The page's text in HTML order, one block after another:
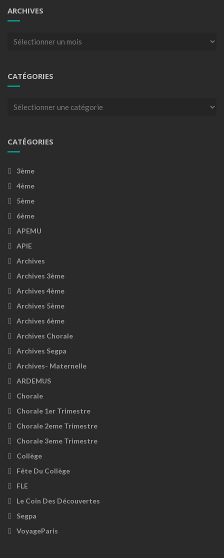
ARCHIVES
Archives
CATÉGORIES
Catégories
CATÉGORIES
3ème
4ème
5ème
6ème
APEMU
APIE
Archives
Archives 3ème
Archives 4ème
Archives 5ème
Archives 6ème
Archives Chorale
Archives Segpa
Archives- Maternelle
ARDEMUS
Chorale
Chorale 1er Trimestre
Chorale 2eme Trimestre
Chorale 3eme Trimestre
Collège
Fête Du Collège
FLE
Le Coin Des Découvertes
Segpa
VoyageParis